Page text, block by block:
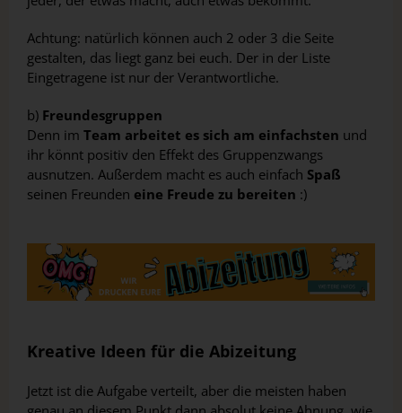
Achtung: natürlich können auch 2 oder 3 die Seite
gestalten, das liegt ganz bei euch. Der in der Liste
Eingetragene ist nur der Verantwortliche.
b) Freundesgruppen
Denn im Team arbeitet es sich am einfachsten und
ihr könnt positiv den Effekt des Gruppenzwangs
ausnutzen. Außerdem macht es auch einfach Spaß
seinen Freunden eine Freude zu bereiten :)
Kreative Ideen für die Abizeitung
Jetzt ist die Aufgabe verteilt, aber die meisten haben